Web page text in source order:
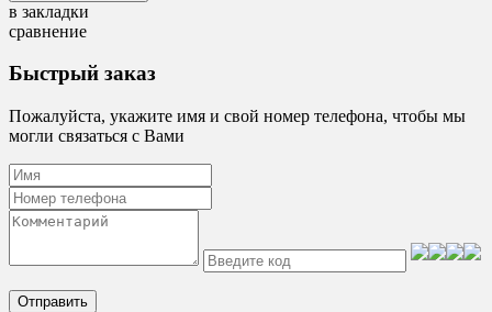
в закладки
сравнение
Быстрый заказ
Пожалуйста, укажите имя и свой номер телефона, чтобы мы
могли связаться с Вами
Отправить